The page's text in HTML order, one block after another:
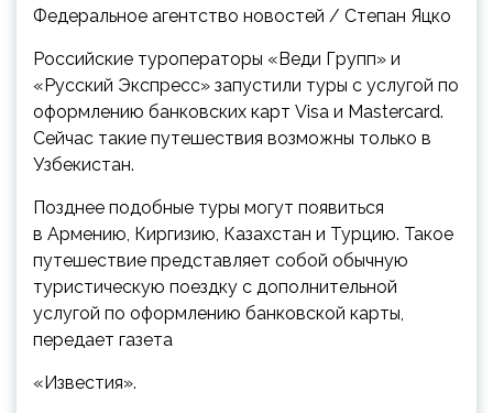
Федеральное агентство новостей / Степан Яцко
Российские туроператоры «Веди Групп» и
«Русский Экспресс» запустили туры с услугой по
оформлению банковских карт Visa и Mastercard.
Сейчас такие путешествия возможны только в
Узбекистан.
Позднее подобные туры могут появиться
в Армению, Киргизию, Казахстан и Турцию. Такое
путешествие представляет собой обычную
туристическую поездку с дополнительной
услугой по оформлению банковской карты,
передает газета
«Известия».